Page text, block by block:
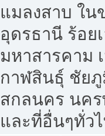
แมลงสาบ ใ
อุดรธานี ร้อย
มหาสารคาม
กาฬสินธุ์ ชัย
สกลนคร นค
และที่อื่นๆทั่ว